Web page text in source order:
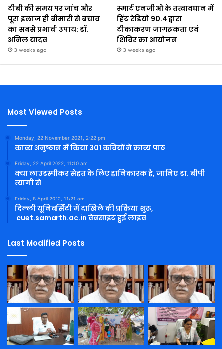
टीबी की समय पर जांच और
पूरा इलाज ही बीमारी से बचाव
का सबसे प्रभावी उपाय: डॉ.
अनिल यादव
3 weeks ago
स्मार्ट एनजीओ के तत्वावधान में
हिंट रेडियो 90.4 द्वारा
टीकाकरण जागरूकता एवं
शिविर का आयोजन
3 weeks ago
Most Viewed Posts
Monday, 22 November 2021, 2:22 pm
काव्य अनुष्ठान में किया 301 कवियों ने काव्य पाठ
Friday, 22 April 2022, 11:10 am
क्या लाउडस्पीकर सेहत के लिए हानिकारक है, जानिए डा. बीपी
त्यागी से
Friday, 8 April 2022, 11:21 am
दिल्ली यूनिवर्सिटी में दाखिले की प्रक्रिया शुरू,
cuet.samarth.ac.in वेबसाइट हुई लाइव
Last Modified Posts